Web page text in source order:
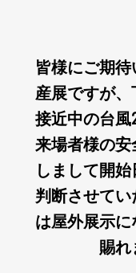
皆様にご期
産展ですが、
接近中の台風
来場者様の
しまして開
判断させて
は屋外展示
賜れ